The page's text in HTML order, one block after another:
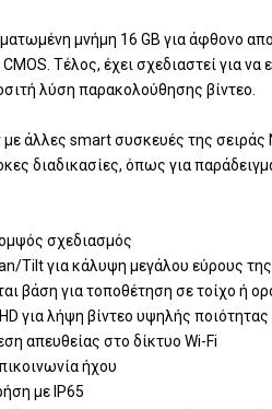
μνήμη 16 GB για άφθονο
Τέλος, έχει σχεδιαστεί για να
λύση παρακολούθησης βίντεο.
άλλες smart συσκευές της σειράς
διαδικασίες, όπως για
σχεδιασμός
Tilt για κάλυψη μεγάλου εύρους
βάση για τοποθέτηση σε τοίχο ή
για λήψη βίντεο υψηλής ποιότητας
απευθείας στο δίκτυο Wi-Fi
ήχου
με IP65